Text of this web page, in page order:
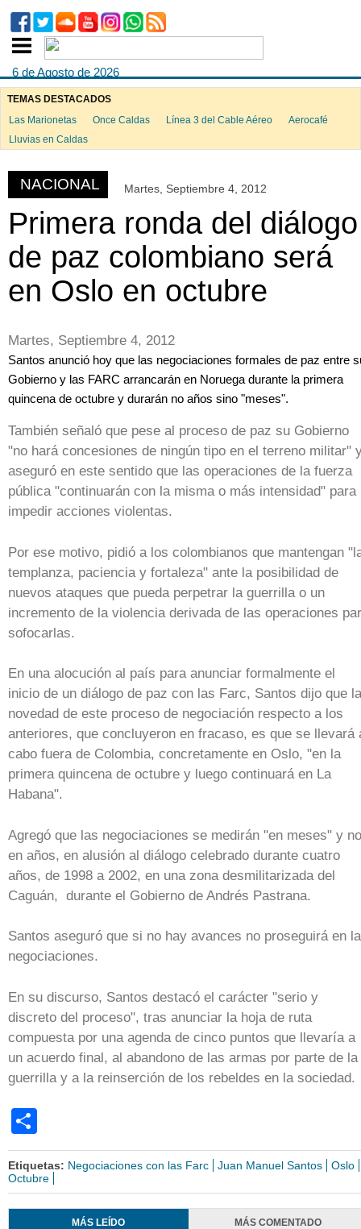
6 de Agosto de 2026
TEMAS DESTACADOS
Las Marionetas
Once Caldas Línea 3 del Cable Aéreo
Aerocafé
Lluvias en Caldas
NACIONAL Martes, Septiembre 4, 2012
Primera ronda del diálogo
de paz colombiano será
en Oslo en octubre
Martes, Septiembre 4, 2012
Santos anunció hoy que las negociaciones formales de paz entre
Gobierno y las FARC arrancarán en Noruega durante la primera
quincena de octubre y durarán no años sino "meses".
También señaló que pese al proceso de paz su Gobierno
"no hará concesiones de ningún tipo en el terreno militar"
aseguró en este sentido que las operaciones de la fuerza
pública "continuarán con la misma o más intensidad" para
impedir acciones violentas.
Por ese motivo, pidió a los colombianos que mantengan
templanza, paciencia y fortaleza" ante la posibilidad de
nuevos ataques que pueda perpetrar la guerrilla o un
incremento de la violencia derivada de las operaciones
sofocarlas.
En una alocución al país para anunciar formalmente el
inicio de un diálogo de paz con las Farc, Santos dijo que la
novedad de este proceso de negociación respecto a los
anteriores, que concluyeron en fracaso, es que se llevará
cabo fuera de Colombia, concretamente en Oslo, "en la
primera quincena de octubre y luego continuará en La
Habana".
Agregó que las negociaciones se medirán "en meses" y no
en años, en alusión al diálogo celebrado durante cuatro
años, de 1998 a 2002, en una zona desmilitarizada del
Caguán, durante el Gobierno de Andrés Pastrana.
Santos aseguró que si no hay avances no proseguirá en
negociaciones.
En su discurso, Santos destacó el carácter "serio y
discreto del proceso", tras anunciar la hoja de ruta
compuesta por una agenda de cinco puntos que llevaría a
un acuerdo final, al abandono de las armas por parte de la
guerrilla y a la reinserción de los rebeldes en la sociedad.
Etiquetas: Negociaciones con las Farc Juan Manuel Santos
Oslo
Octubre
MÁS LEÍDO MÁS COMENTADO